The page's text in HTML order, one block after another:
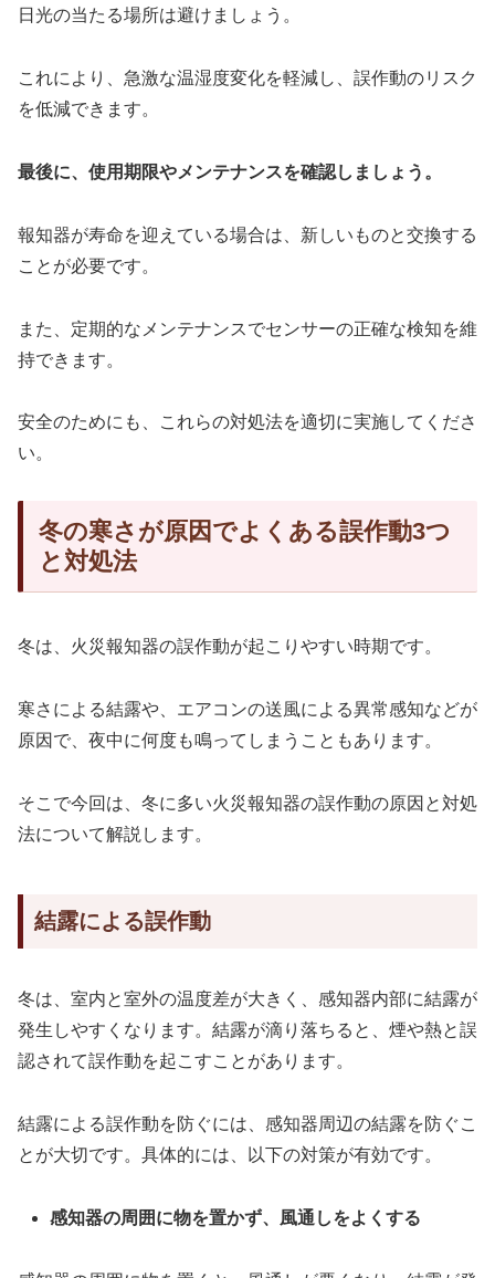
日光の当たる場所は避けましょう。
これにより、急激な温湿度変化を軽減し、誤作動のリスク
を低減できます。
最後に、使用期限やメンテナンスを確認しましょう。
報知器が寿命を迎えている場合は、新しいものと交換する
ことが必要です。
また、定期的なメンテナンスでセンサーの正確な検知を維
持できます。
安全のためにも、これらの対処法を適切に実施してくださ
い。
冬の寒さが原因でよくある誤作動3つ
と対処法
冬は、火災報知器の誤作動が起こりやすい時期です。
寒さによる結露や、エアコンの送風による異常感知などが
原因で、夜中に何度も鳴ってしまうこともあります。
そこで今回は、冬に多い火災報知器の誤作動の原因と対処
法について解説します。
結露による誤作動
冬は、室内と室外の温度差が大きく、感知器内部に結露が
発生しやすくなります。結露が滴り落ちると、煙や熱と誤
認されて誤作動を起こすことがあります。
結露による誤作動を防ぐには、感知器周辺の結露を防ぐこ
とが大切です。具体的には、以下の対策が有効です。
感知器の周囲に物を置かず、風通しをよくする